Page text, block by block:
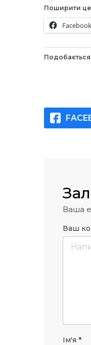
Поширити
Facebook
Ваша
Ваш
Ім'я *